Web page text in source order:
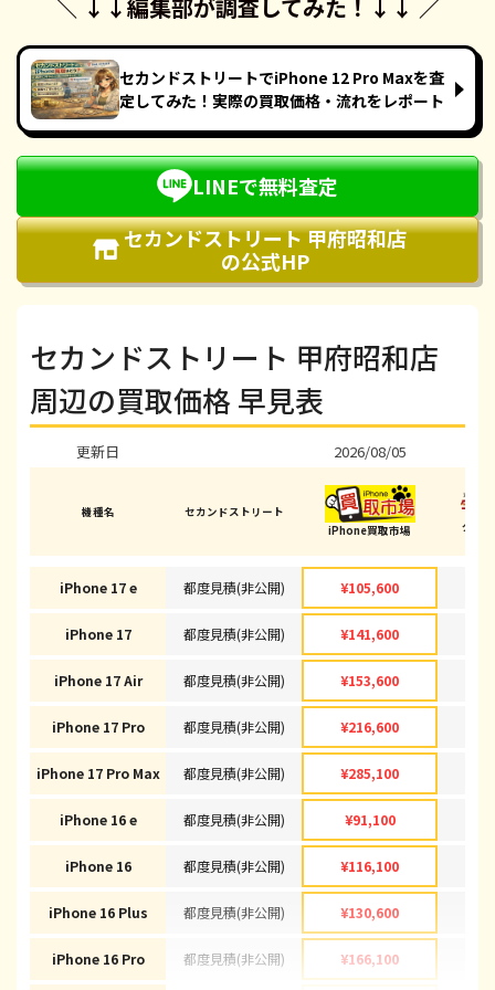
＼ ↓↓編集部が調査してみた！ ↓↓ ／
セカンドストリートでiPhone 12 Pro Maxを査
定してみた！実際の買取価格・流れをレポート
LINEで無料査定
セカンドストリート 甲府昭和店
の公式HP
セカンドストリート 甲府昭和店
周辺の買取価格 早見表
更新日
機種名
iPhone 17 e
iPhone 17
iPhone 17 Air
iPhone 17 Pro
iPhone 17 Pro Max
iPhone 16 e
iPhone 16
iPhone 16 Plus
iPhone 16 Pro
セカンドストリート
都度見積(非公開)
都度見積(非公開)
都度見積(非公開)
都度見積(非公開)
都度見積(非公開)
都度見積(非公開)
都度見積(非公開)
都度見積(非公開)
都度見積(非公開)
2026/08/05
iPhone買取市場
¥105,600
¥141,600
¥153,600
¥216,600
¥285,100
¥91,100
¥116,100
¥130,600
¥166,100
ダイ